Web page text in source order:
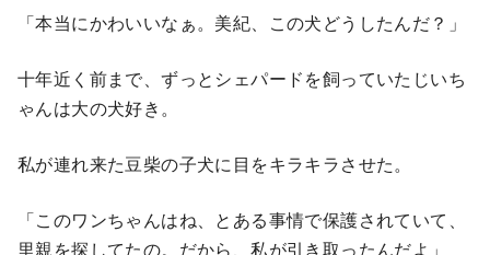
「本当にかわいいなぁ。美紀、この犬どうしたんだ？」
十年近く前まで、ずっとシェパードを飼っていたじいち
ゃんは大の犬好き。
私が連れ来た豆柴の子犬に目をキラキラさせた。
「このワンちゃんはね、とある事情で保護されていて、
里親を探してたの。だから、私が引き取ったんだよ」